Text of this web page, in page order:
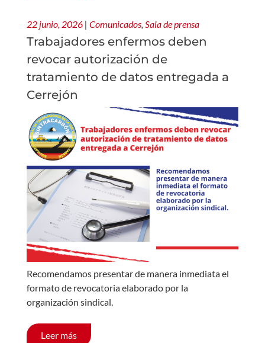
22 junio, 2026 | Comunicados Sala de prensa
Trabajadores enfermos deben
revocar autorización de
tratamiento de datos entregada a
Cerrejón
Recomendamos presentar de manera inmediata el
formato de revocatoria elaborado por la
organización sindical.
Leer más